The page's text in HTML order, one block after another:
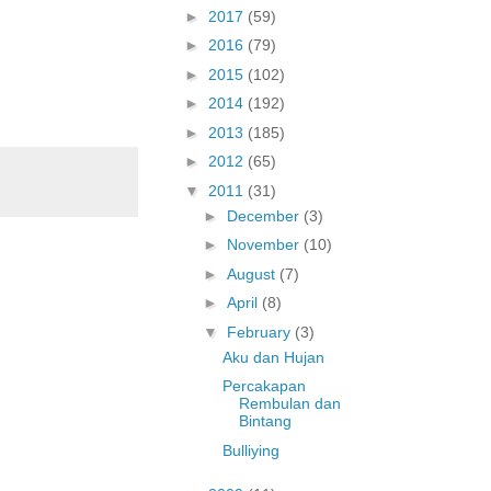
► 2017 (59)
► 2016 (79)
► 2015 (102)
► 2014 (192)
► 2013 (185)
► 2012 (65)
▼ 2011 (31)
► December (3)
► November (10)
► August (7)
► April (8)
▼ February (3)
Aku dan Hujan
Percakapan
Rembulan dan
Bintang
Bulliying